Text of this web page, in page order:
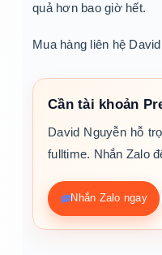
quả hơn bao giờ hết.
Mua hàng liên hệ
Cần tài khoản
David Nguyễn hỗ
fulltime. Nhắn Zalo
Nhắn Zalo ngay